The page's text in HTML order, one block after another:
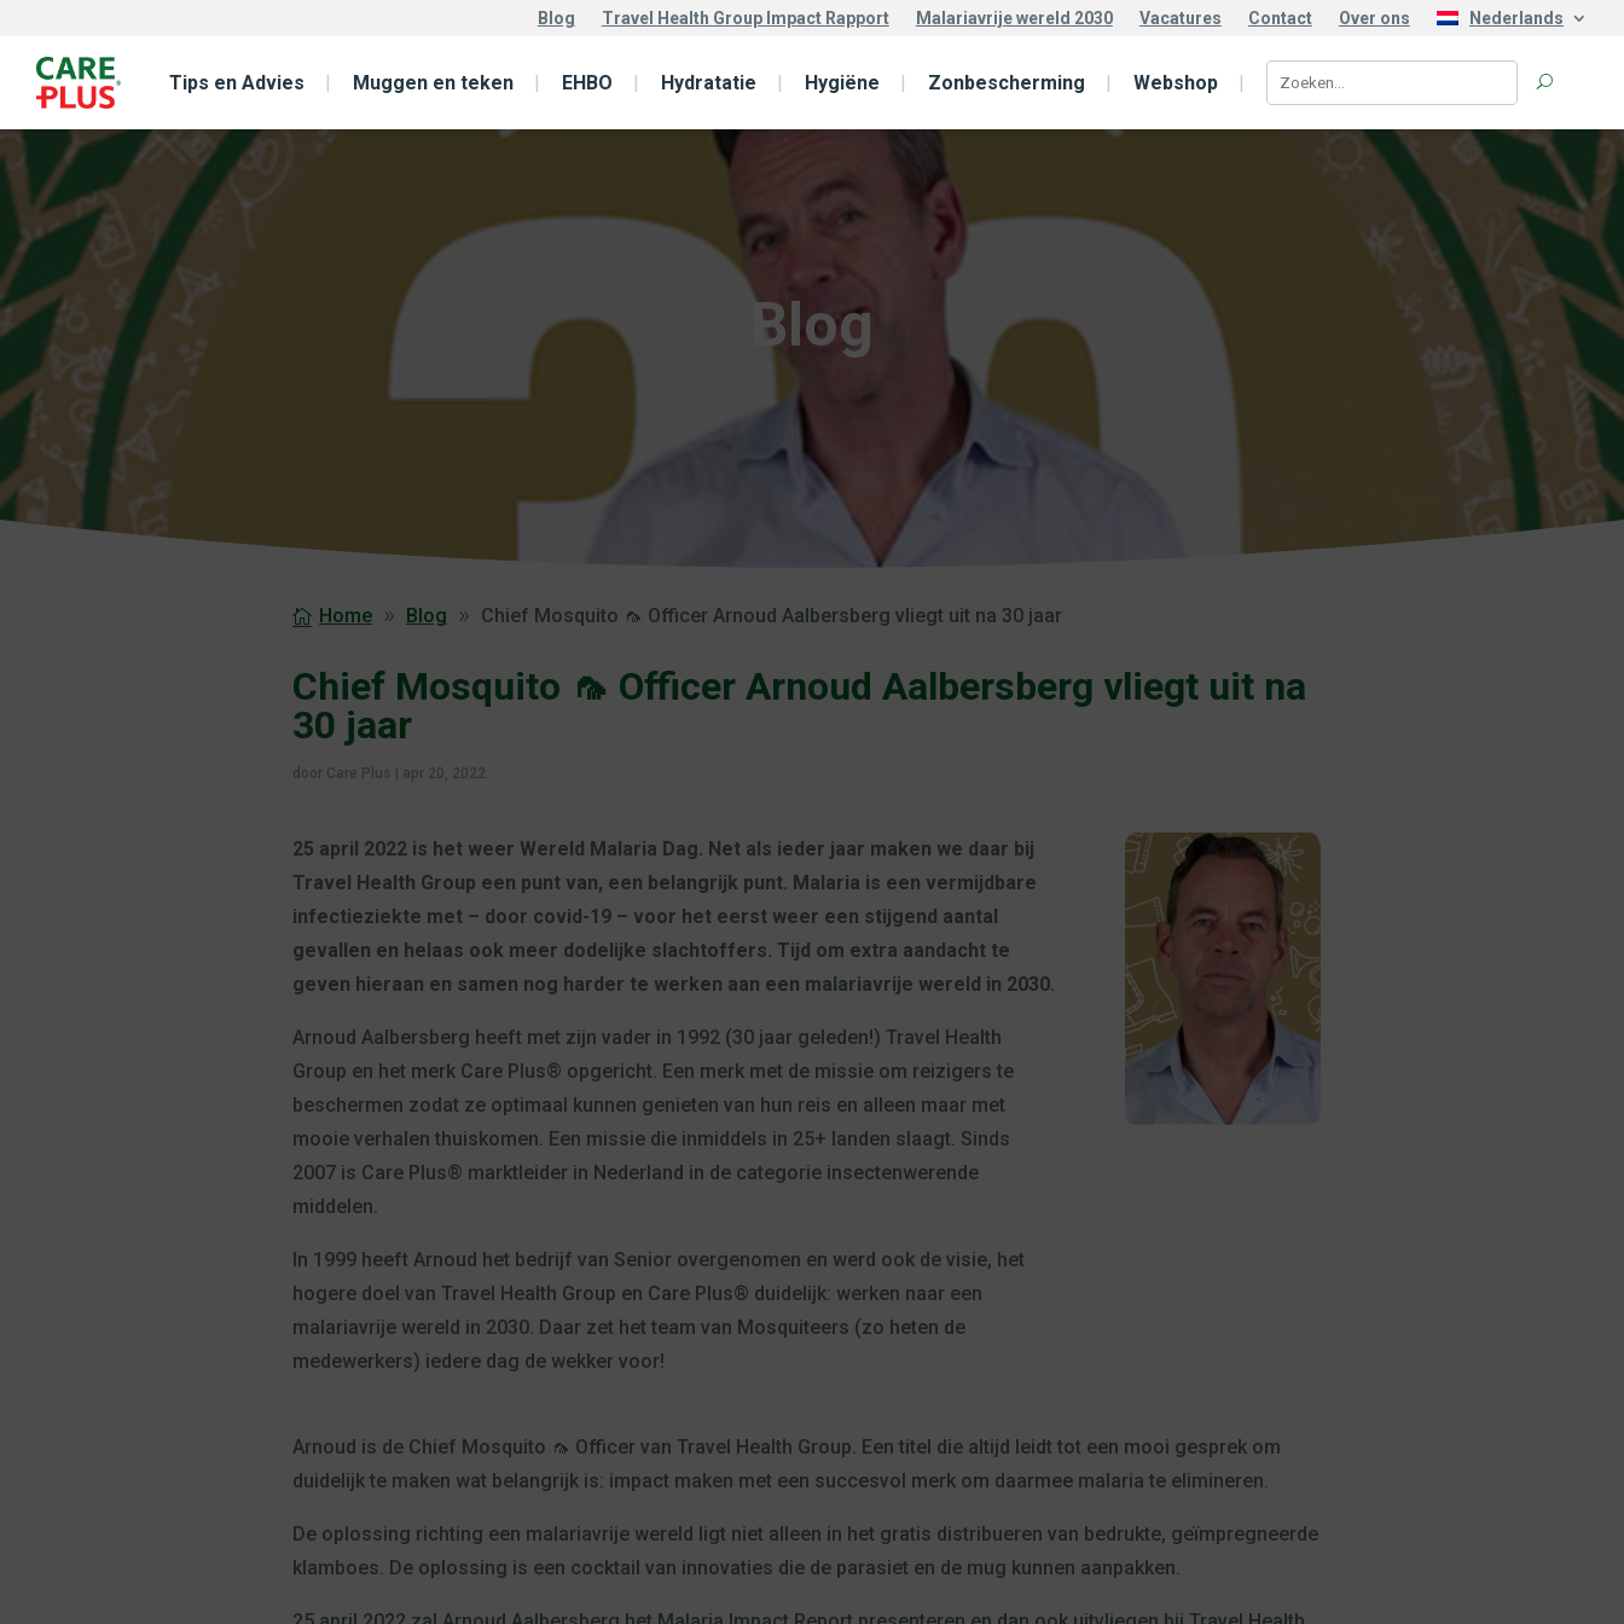
Blog Travel Health Group Impact Rapport Malariavrije wereld 2030 Vacatures Contact Over ons Nederlands
Tips en Advies Muggen en teken EHBO Hydratatie Hygiëne Zonbescherming Webshop
Blog
Home Blog Chief Mosquito 🦟 Officer Arnoud Aalbersberg vliegt uit na 30 jaar
Chief Mosquito 🦟 Officer Arnoud Aalbersberg vliegt uit na
30 jaar
door Care Plus apr 20, 2022
25 april 2022 is het weer Wereld Malaria Dag. Net als ieder jaar maken we daar bij
Travel Health Group een punt van, een belangrijk punt. Malaria is een vermijdbare
infectieziekte met – door covid-19 – voor het eerst weer een stijgend aantal
gevallen en helaas ook meer dodelijke slachtoffers. Tijd om extra aandacht te
geven hieraan en samen nog harder te werken aan een malariavrije wereld in 2030.
Arnoud Aalbersberg heeft met zijn vader in 1992 (30 jaar geleden!) Travel Health
Group en het merk Care Plus® opgericht. Een merk met de missie om reizigers te
beschermen zodat ze optimaal kunnen genieten van hun reis en alleen maar met
mooie verhalen thuiskomen. Een missie die inmiddels in 25+ landen slaagt. Sinds
2007 is Care Plus® marktleider in Nederland in de categorie insectenwerende
middelen.
In 1999 heeft Arnoud het bedrijf van Senior overgenomen en werd ook de visie, het
hogere doel van Travel Health Group en Care Plus® duidelijk: werken naar een
malariavrije wereld in 2030. Daar zet het team van Mosquiteers (zo heten de
medewerkers) iedere dag de wekker voor!
Arnoud is de Chief Mosquito 🦟 Officer van Travel Health Group. Een titel die altijd leidt tot een mooi gesprek om
duidelijk te maken wat belangrijk is: impact maken met een succesvol merk om daarmee malaria te elimineren.
De oplossing richting een malariavrije wereld ligt niet alleen in het gratis distribueren van bedrukte, geïmpregneerde
klamboes. De oplossing is een cocktail van innovaties die de parasiet en de mug kunnen aanpakken.